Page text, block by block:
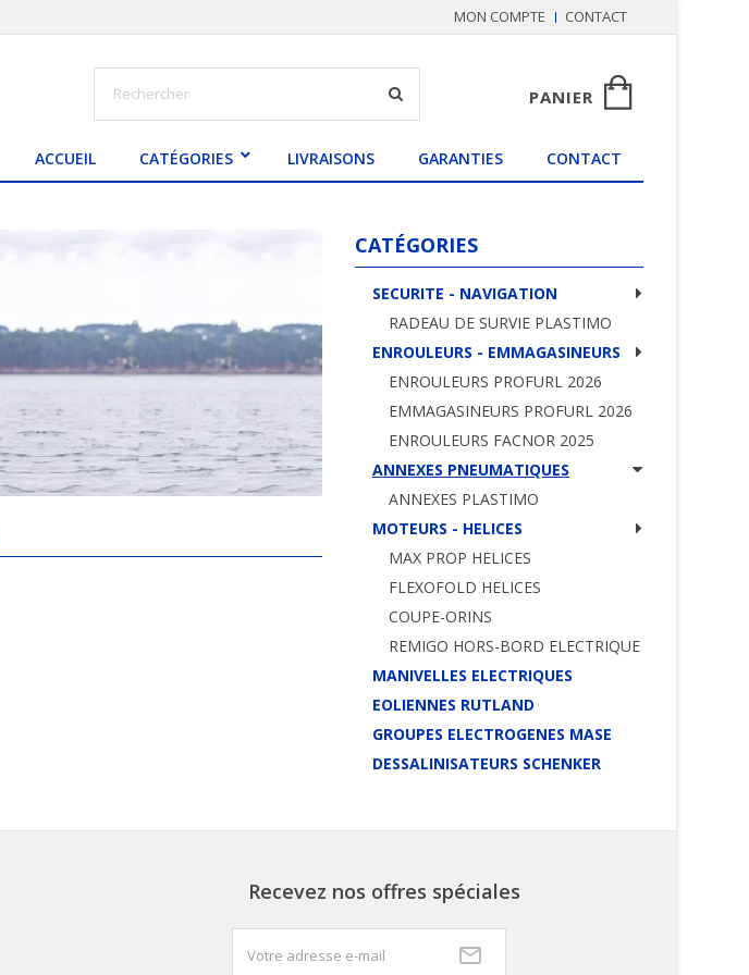
MON COMPTE CONTACT
PANIER
ACCUEIL CATÉGORIES LIVRAISONS GARANTIES CONTACT
CATÉGORIES
SECURITE - NAVIGATION
RADEAU DE SURVIE PLASTIMO
ENROULEURS - EMMAGASINEURS
ENROULEURS PROFURL 2026
EMMAGASINEURS PROFURL 2026
ENROULEURS FACNOR 2025
ANNEXES PNEUMATIQUES
ANNEXES PLASTIMO
MOTEURS - HELICES
MAX PROP HELICES
FLEXOFOLD HELICES
COUPE-ORINS
REMIGO HORS-BORD ELECTRIQUE
MANIVELLES ELECTRIQUES
EOLIENNES RUTLAND
GROUPES ELECTROGENES MASE
DESSALINISATEURS SCHENKER
Recevez nos offres spéciales